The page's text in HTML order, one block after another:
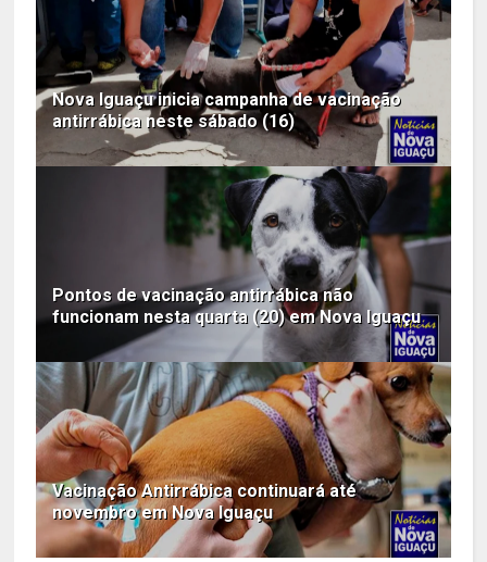
Nova Iguaçu inicia campanha de vacinação
antirrábica neste sábado (16)
Pontos de vacinação antirrábica não
funcionam nesta quarta (20) em Nova Iguaçu
Vacinação Antirrábica continuará até
novembro em Nova Iguaçu